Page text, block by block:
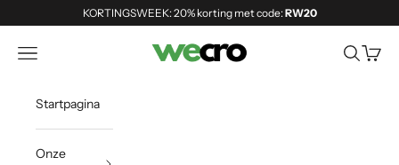
KORTINGSWEEK: 20% korting met code:RW20
Shopwecro
Navigatiemenu openen Zoeken
Startpagina
Onze